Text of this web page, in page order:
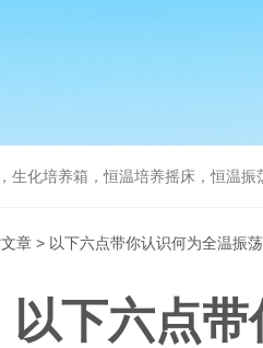
化培养箱，恒温培养摇床，恒温振荡器
章 > 以下六点带你认识何为全温振
以下六点